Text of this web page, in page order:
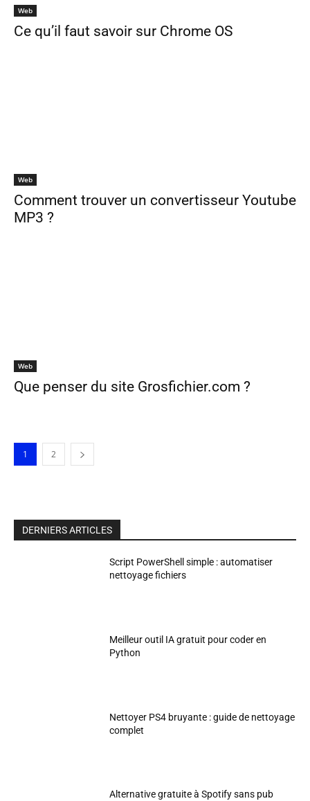
Web
Ce qu’il faut savoir sur Chrome OS
Web
Comment trouver un convertisseur Youtube
MP3 ?
Web
Que penser du site Grosfichier.com ?
1 2
DERNIERS ARTICLES
Script PowerShell simple : automatiser
nettoyage fichiers
Meilleur outil IA gratuit pour coder en
Python
Nettoyer PS4 bruyante : guide de nettoyage
complet
Alternative gratuite à Spotify sans pub